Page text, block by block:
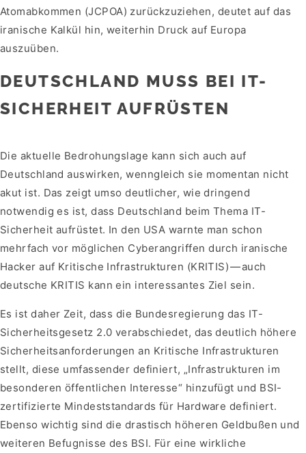
Atomabkommen (JCPOA) zurückzuziehen, deutet auf das
iranische Kalkül hin, weiterhin Druck auf Europa
auszuüben.
DEUTSCHLAND MUSS BEI IT-
SICHERHEIT AUFRÜSTEN
Die aktuelle Bedrohungslage kann sich auch auf
Deutschland auswirken, wenngleich sie momentan nicht
akut ist. Das zeigt umso deutlicher, wie dringend
notwendig es ist, dass Deutschland beim Thema IT-
Sicherheit aufrüstet. In den USA warnte man schon
mehrfach vor möglichen Cyberangriffen durch iranische
Hacker auf Kritische Infrastrukturen (KRITIS) — auch
deutsche KRITIS kann ein interessantes Ziel sein.
Es ist daher Zeit, dass die Bundesregierung das IT-
Sicherheitsgesetz 2.0 verabschiedet, das deutlich höhere
Sicherheitsanforderungen an Kritische Infrastrukturen
stellt, diese umfassender definiert, „Infrastrukturen im
besonderen öffentlichen Interesse“ hinzufügt und BSI-
zertifizierte Mindeststandards für Hardware definiert.
Ebenso wichtig sind die drastisch höheren Geldbußen und
weiteren Befugnisse des BSI. Für eine wirkliche